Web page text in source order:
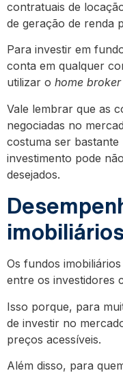
contratuais de
de geração de renda
Para investir em
conta em qualquer
utilizar o home broker
Vale lembrar que as
negociadas no
costuma ser
investimento pode
desejados.
Os fundos
entre os investidores
Isso porque, para
de investir no
preços acessíveis.
Além disso, para